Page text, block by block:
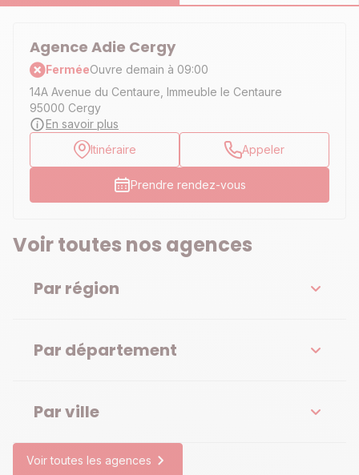
Agence Adie Cergy
FerméeOuvre demain à 09:00
14A Avenue du Centaure, Immeuble le Centaure
95000 Cergy
En savoir plus
Itinéraire
Appeler
Prendre rendez-vous
Voir toutes nos agences
Par région
Par département
Par ville
Voir toutes les agences